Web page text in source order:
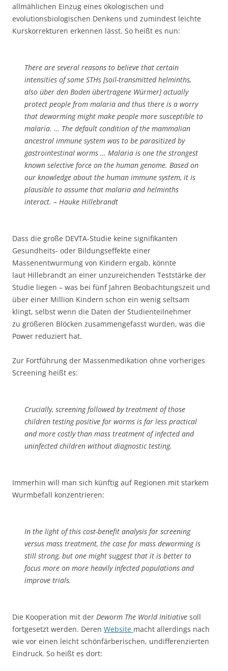
allmählichen Einzug eines ökologischen und
evolutionsbiologischen Denkens und zumindest leichte
Kurskorrekturen erkennen lässt. So heißt es nun:
There are several reasons to believe that certain
intensities of some STHs [soil-transmitted helminths,
also über den Boden übertragene Würmer] actually
protect people from malaria and thus there is a worry
that deworming might make people more susceptible to
malaria. … The default condition of the mammalian
ancestral immune system was to be parasitized by
gastrointestinal worms … Malaria is one the strongest
known selective force on the human genome. Based on
our knowledge about the human immune system, it is
plausible to assume that malaria and helminths
interact. – Hauke Hillebrandt
Dass die große DEVTA-Studie keine signifikanten
Gesundheits- oder Bildungseffekte einer
Massenentwurmung von Kindern ergab, könnte
laut Hillebrandt an einer unzureichenden Teststärke der
Studie liegen – was bei fünf Jahren Beobachtungszeit und
über einer Million Kindern schon ein wenig seltsam
klingt, selbst wenn die Daten der Studienteilnehmer
zu größeren Blöcken zusammengefasst wurden, was die
Power reduziert hat.
Zur Fortführung der Massenmedikation ohne vorheriges
Screening heißt es:
Crucially, screening followed by treatment of those
children testing positive for worms is far less practical
and more costly than mass treatment of infected and
uninfected children without diagnostic testing.
Immerhin will man sich künftig auf Regionen mit starkem
Wurmbefall konzentrieren:
In the light of this cost-benefit analysis for screening
versus mass treatment, the case for mass deworming is
still strong, but one might suggest that it is better to
focus more on more heavily infected populations and
improve trials.
Die Kooperation mit der Deworm The World Initiative soll
fortgesetzt werden. Deren Website macht allerdings nach
wie vor einen leicht schönfärberischen, undifferenzierten
Eindruck. So heißt es dort: